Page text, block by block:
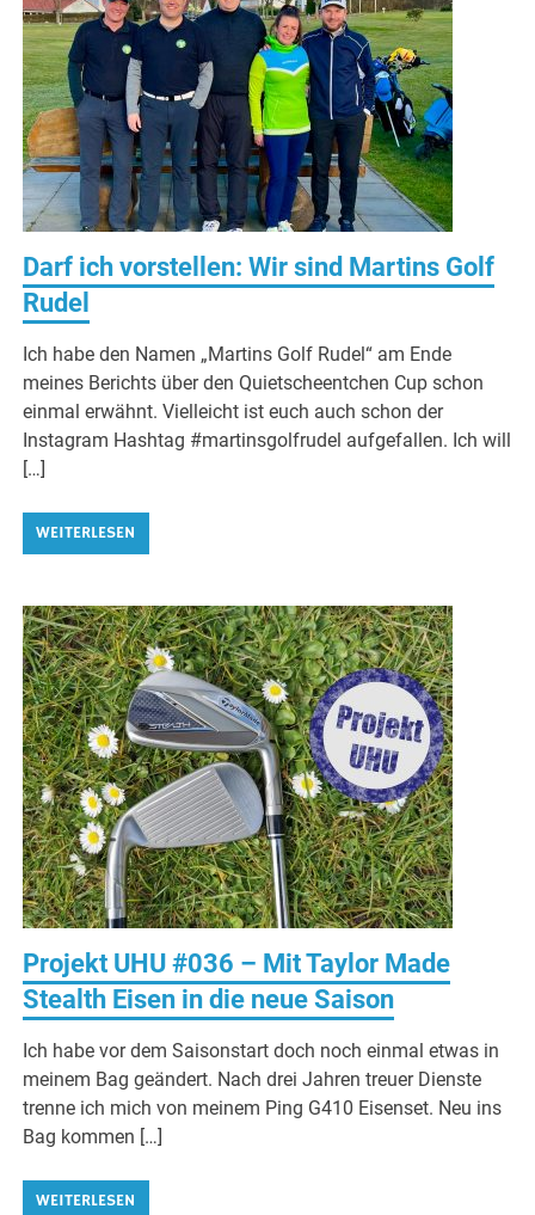
Darf ich vorstellen: Wir sind Martins Golf
Rudel
Ich habe den Namen „Martins Golf Rudel“ am Ende
meines Berichts über den Quietscheentchen Cup schon
einmal erwähnt. Vielleicht ist euch auch schon der
Instagram Hashtag #martinsgolfrudel aufgefallen. Ich will
[…]
WEITERLESEN
Projekt UHU #036 – Mit Taylor Made
Stealth Eisen in die neue Saison
Ich habe vor dem Saisonstart doch noch einmal etwas in
meinem Bag geändert. Nach drei Jahren treuer Dienste
trenne ich mich von meinem Ping G410 Eisenset. Neu ins
Bag kommen […]
WEITERLESEN